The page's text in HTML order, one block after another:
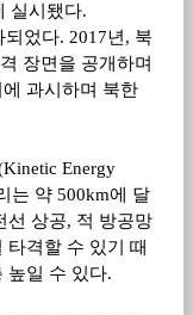
실시됐다.
되었다. 2017년, 북
장면을 공개하며
과시하며 북한
Energy
는 약500km에 달
선 상공, 적 방공망
타격할 수 있기 때
높일 수 있다.